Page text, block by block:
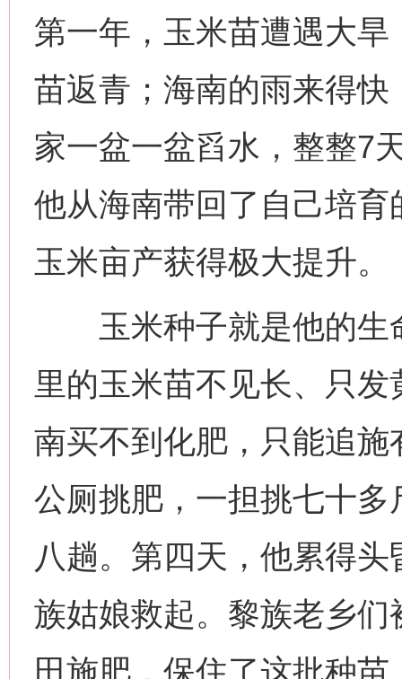
第一年，玉米苗遭遇大
苗返青；海南的雨来得
家一盆一盆舀水，整整7
他从海南带回了自己培
玉米亩产获得极大提升。
玉米种子就是他的生
里的玉米苗不见长、只
南买不到化肥，只能追
公厕挑肥，一担挑七十
八趟。第四天，他累得
族姑娘救起。黎族老乡
田施肥，保住了这批种苗